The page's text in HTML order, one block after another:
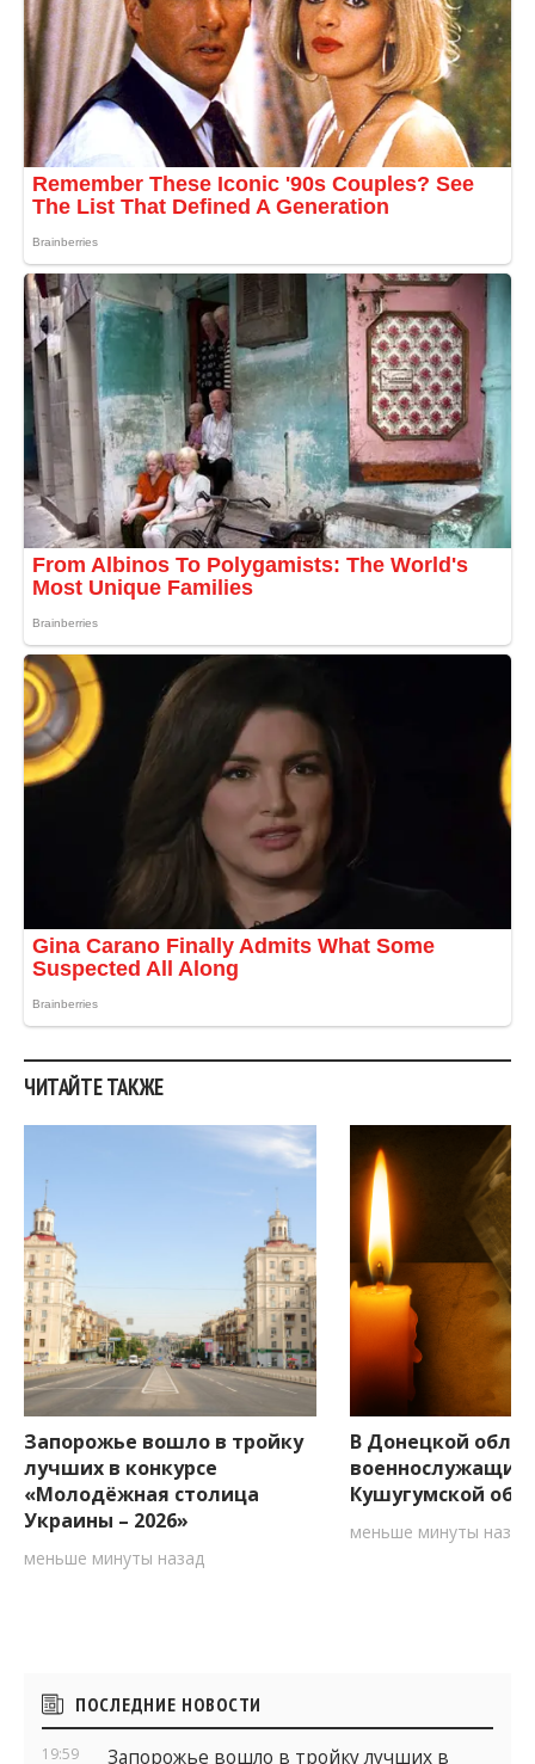
ЧИТАЙТЕ ТАКЖЕ
Запорожье вошло в тройку
лучших в конкурсе
«Молодёжная столица
Украины – 2026»
меньше минуты назад
В Донецкой
военнослужащий
Кушугумской
меньше минуты назад
Боковые
виджеты
ПОСЛЕДНИЕ НОВОСТИ
19:59 Запорожье вошло в тройку лучших в